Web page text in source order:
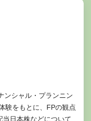
ンシャル・プランニン
験をもとに、FPの観点
日本株などについて